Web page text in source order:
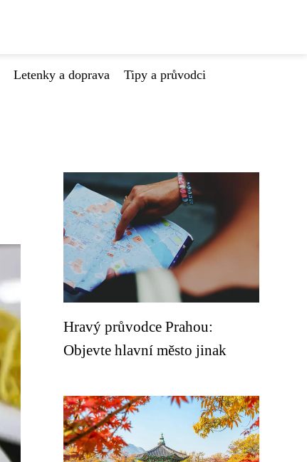
Letenky a doprava
Tipy a průvodci
Hravý průvodce Prahou:
Objevte hlavní město jinak